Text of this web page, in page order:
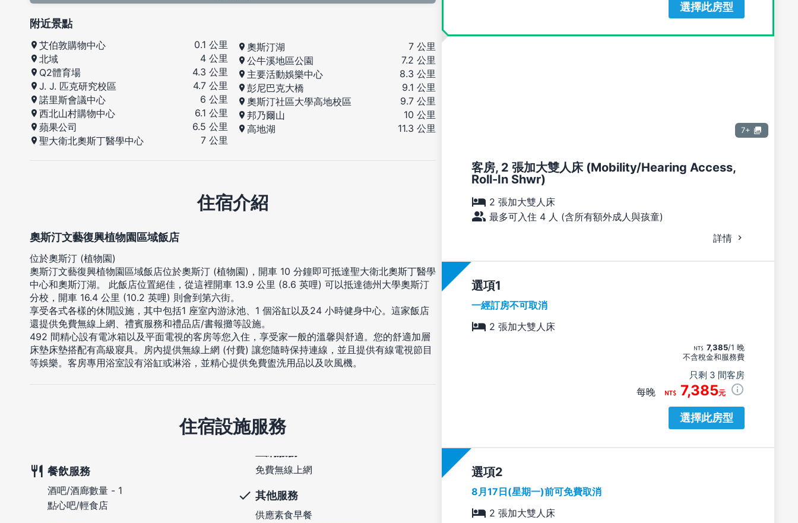
選擇此房型
7+
客房, 2 張加大雙人床 (Mobility/Hearing Access,
Roll-In Shwr)
2 張加大雙人床
最多可入住 4 人 (含所有額外成人與孩童)
詳情
選項
一經訂房不可取消
2 張加大雙人床
7,385/1 晚
不含稅金和服務費
只剩 3 間客房
每晚 7,385元
選擇此房型
選項
8月17日(星期一)前可免費取消
2 張加大雙人床
附近景點
艾伯敦購物中心
0.1 公里
北域
4 公里
Q2體育場
4.3 公里
J. J. 匹克研究校區
4.7 公里
諾里斯會議中心
6 公里
西北山村購物中心
6.1 公里
蘋果公司
6.5 公里
聖大衛北奧斯丁醫學中心
7 公里
奧斯汀湖
7 公里
公牛溪地區公園
7.2 公里
主要活動娛樂中心
8.3 公里
彭尼巴克大橋
9.1 公里
奧斯汀社區大學高地校區
9.7 公里
邦乃爾山
10 公里
高地湖
11.3 公里
住宿介紹
奧斯汀文藝復興植物園區域飯店
位於奧斯汀 (植物園)
奧斯汀文藝復興植物園區域飯店位於奧斯汀 (植物園)，開車 10 分鐘即可抵達聖大衛北奧斯丁醫學
中心和奧斯汀湖。 此飯店位置絕佳，從這裡開車 13.9 公里 (8.6 英哩) 可以抵達德州大學奧斯汀
分校，開車 16.4 公里 (10.2 英哩) 則會到第六街。
享受各式各樣的休閒設施，其中包括1 座室內游泳池、1 個浴缸以及24 小時健身中心。這家飯店
還提供免費無線上網、禮賓服務和禮品店/書報攤等設施。
492 間精心設有電冰箱以及平面電視的客房等您入住，享受家一般的溫馨與舒適。您的舒適加層
床墊床墊搭配有高級寢具。房內提供無線上網 (付費) 讓您隨時保持連線，並且提供有線電視節目
等娛樂。客房專用浴室設有浴缸或淋浴，並精心提供免費盥洗用品以及吹風機。
住宿設施服務
餐飲服務
酒吧/酒廊數量 - 1
點心吧/輕食店
免費無線上網
其他服務
供應素食早餐